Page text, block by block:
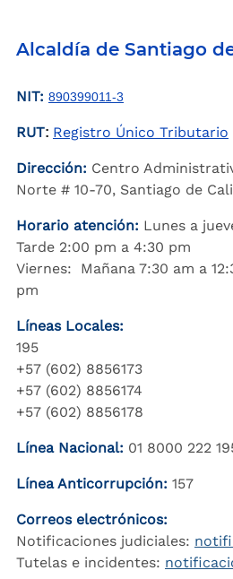
Alcaldía de Santiago
NIT: 890399011-3
RUT: Registro Único Tributario
Dirección: Centro
Norte # 10-70, Santiago de
Horario atención: Lunes a
Tarde 2:00 pm a 4:30 pm
Viernes: Mañana 7:30 am a
pm
Líneas Locales:
195
+57 (602) 8856173
+57 (602) 8856174
+57 (602) 8856178
Línea Nacional: 01 8000 222
Línea Anticorrupción: 157
Correos electrónicos:
Notificaciones judiciales:
Tutelas e incidentes: